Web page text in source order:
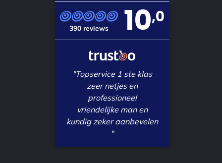
390 reviews 10,0
"Topservice 1 ste klas
zeer netjes en
professioneel
vriendelijke man en
kundig zeker aanbevelen
"